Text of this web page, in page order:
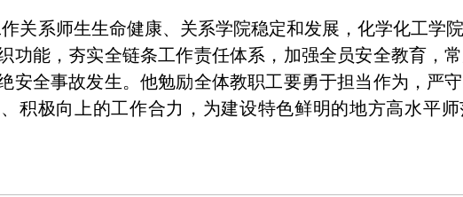
关系师生生命健康、关系学院稳定和发展，化学化工学
功能，夯实全链条工作责任体系，加强全员安全教育，
安全事故发生。他勉励全体教职工要勇于担当作为，严
积极向上的工作合力，为建设特色鲜明的地方高水平